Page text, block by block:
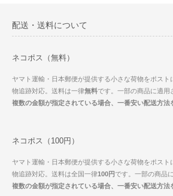
配送・送料について
ネコポス（無料）
ヤマト運輸・日本郵便が提供する小さな荷物をポス
物追跡対応。送料は一律無料です。一部の商品に適用
複数の金額が指定されている場合、一番安い配送方法
ネコポス（100円）
ヤマト運輸・日本郵便が提供する小さな荷物をポス
物追跡対応。送料は全国一律100円 です。一部の商品
複数の金額が指定されている場合、一番安い配送方法